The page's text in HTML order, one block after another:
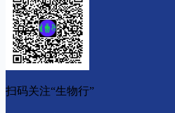
扫码关注“生物行”